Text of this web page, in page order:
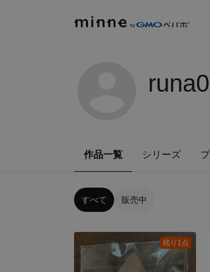
作品一覧 シリーズ
すべて 販売中
残り1点